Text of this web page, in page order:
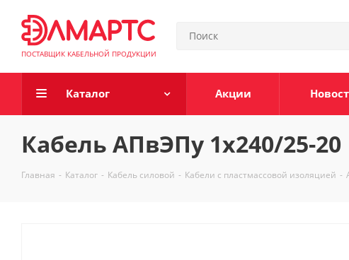
ПОСТАВЩИК КАБЕЛЬНОЙ ПРОДУКЦИИ
Каталог Акции
Кабель АПвЭПу 1х240/25-20
Главная - Каталог - Кабель силовой - Кабели с пластмассовой изоляцией -